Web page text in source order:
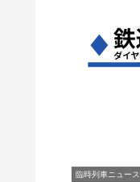
臨時列車ニュース